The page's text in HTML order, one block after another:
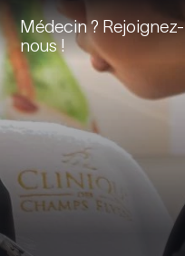
Médecin ? Rejoignez-
nous !